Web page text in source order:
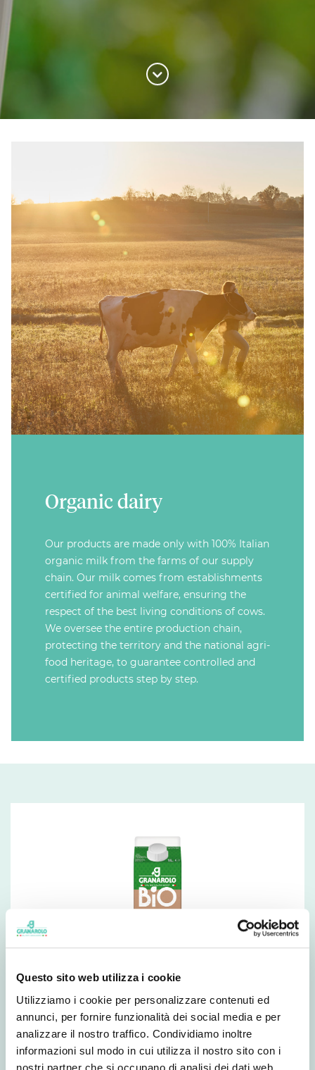
Questo sito web utilizza i cookie
Utilizziamo i cookie per personalizzare contenuti ed
annunci, per fornire funzionalità dei social media e per
analizzare il nostro traffico. Condividiamo inoltre
informazioni sul modo in cui utilizza il nostro sito con i
nostri partner che si occupano di analisi dei dati web,
Organic dairy
Our products are made only with 100% Italian
organic milk from the farms of our supply
chain. Our milk comes from establishments
certified for animal welfare, ensuring the
respect of the best living conditions of cows.
We oversee the entire production chain,
protecting the territory and the national agri-
food heritage, to guarantee controlled and
certified products step by step.
Long-life Whole Organic Milk